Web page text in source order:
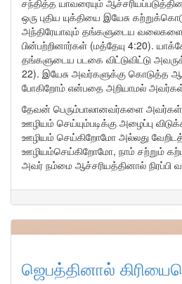
சந்தித்த யாவரையும்
ஒரு புதிய யுக்தியை இயேசு
அந்திரேயாவும் தங்களுடைய வலைகளை
பின்பற்றினார்கள் (மத்தேயு 4:20).
தங்களுடைய படகை விட்டுவிட்டு
22). இயேசு அவர்களுக்கு கொடுத்த
போகிறோம் என்பதை அறியாமல் அவர்கள்
தேவன் பெரும்பாலானவர்களை அவர்கள்
ஊழியம் செய்யும்படிக்கு அழைப்பு
ஊழியம் செய்கிறோமோ அல்லது
ஊழியம்செய்கிறோமோ, நாம் சற்றும்
அவர் நம்மை ஆச்சரியத்தினால் நிரப்பி
ஜெபத்தினால்